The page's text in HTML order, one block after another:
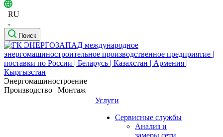
RU
Поиск
Энергомашиностроение
Производство | Монтаж
Услуги
Сервисные службы
Анализ и
замеры сети